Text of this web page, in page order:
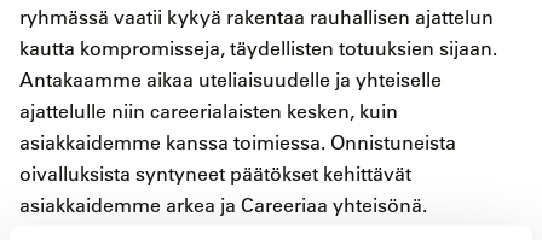
ryhmässä vaatii kykyä rakentaa rauhallisen ajattelun
kautta kompromisseja, täydellisten totuuksien sijaan.
Antakaamme aikaa uteliaisuudelle ja yhteiselle
ajattelulle niin careerialaisten kesken, kuin
asiakkaidemme kanssa toimiessa. Onnistuneista
oivalluksista syntyneet päätökset kehittävät
asiakkaidemme arkea ja Careeriaa yhteisönä.